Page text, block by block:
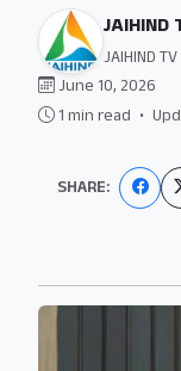
JAIHIND
JAIHIND
June 10, 2026
1 min read •
SHARE: